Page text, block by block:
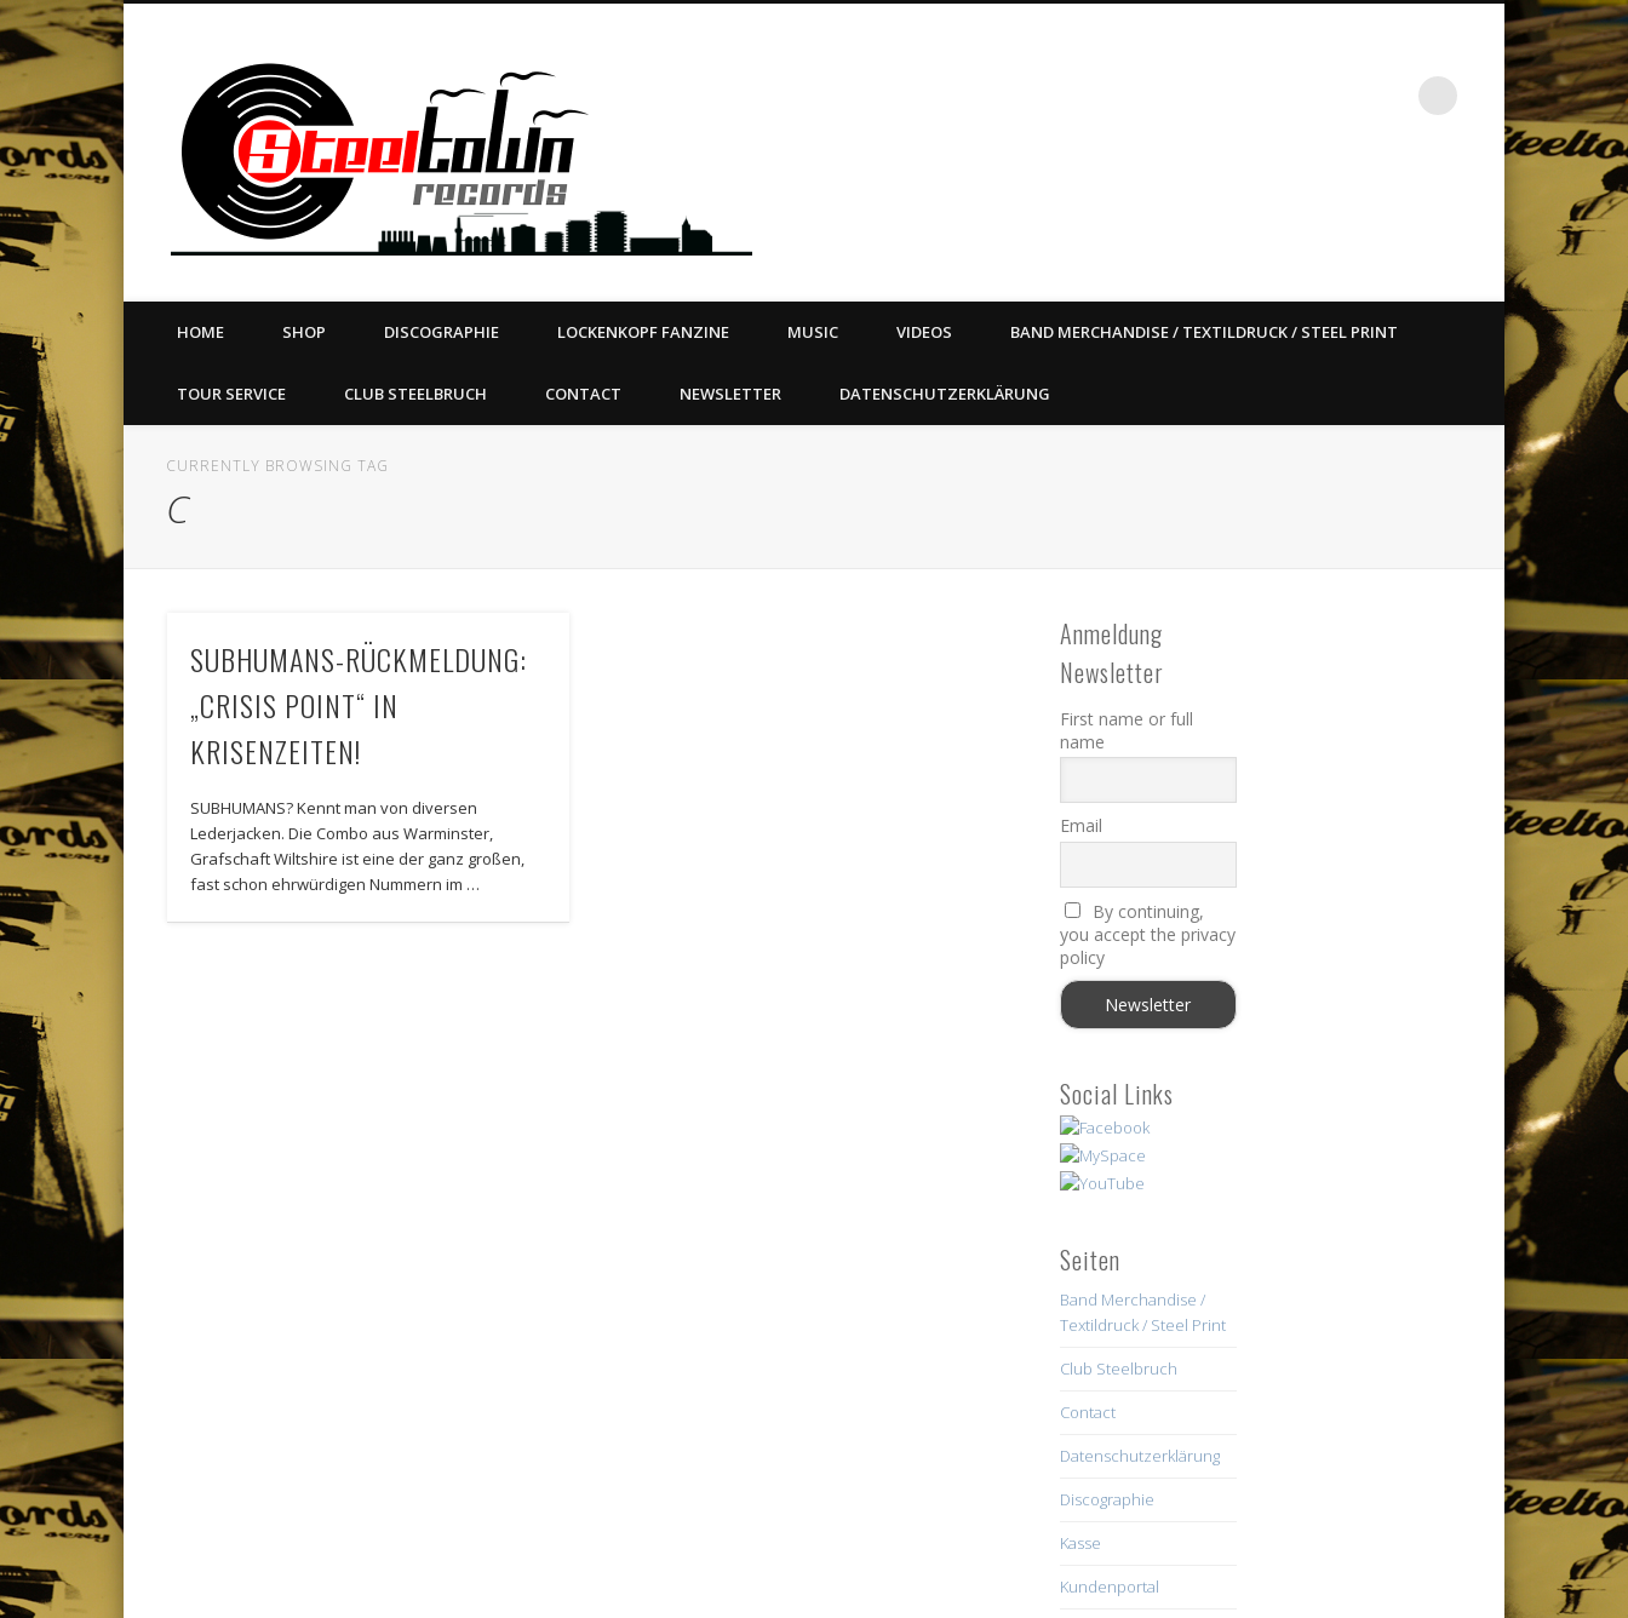
Steeltown Records – East ain`t dead so straight
LABEL | MERCH | PRINT | DIY | FANZINE | TOURSERVICE | BOOKING
VimeoDribble LinkedIn
HOME SHOP DISCOGRAPHIE LOCKENKOPF FANZINE MUSIC VIDEOS BAND MERCHANDISE / TEXTILDRUCK / STEEL PRINT
TOUR SERVICE CLUB STEELBRUCH CONTACT NEWSLETTER DATENSCHUTZERKLÄRUNG
CURRENTLY BROWSING TAG
C
SUBHUMANS-RÜCKMELDUNG:
„CRISIS POINT“ IN
KRISENZEITEN!
SUBHUMANS? Kennt man von diversen
Lederjacken. Die Combo aus Warminster,
Grafschaft Wiltshire ist eine der ganz großen,
fast schon ehrwürdigen Nummern im …
Anmeldung
Newsletter
First name or full
name
Email
By continuing,
you accept the privacy
policy
Social Links
Seiten
Band Merchandise /
Textildruck / Steel Print
Club Steelbruch
Contact
Datenschutzerklärung
Discographie
Kasse
Kundenportal